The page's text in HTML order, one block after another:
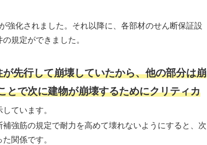
強化されました。それ以降に、各部材のせん断保証設
規定ができました。
が先行して崩壊していたから、他の部分は崩
とで次に建物が崩壊するためにクリティカ
しています。
強筋の規定で耐力を高めて壊れないようにすると、次
関係です。